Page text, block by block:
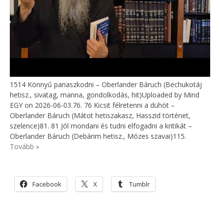
1514 Könnyű panaszkodni – Oberlander Báruch (Bechukotáj
hetisz., sivatag, manna, gondolkodás, hit)Uploaded by Mind
EGY on 2026-06-03.76. 76 Kicsit félretenni a dühöt –
Oberlander Báruch (Mátot hetiszakasz, Hasszid történet,
szelence)81. 81 Jól mondani és tudni elfogadni a kritikát –
Oberlander Báruch (Debárim hetisz., Mózes szavai)115.
Tovább »
Facebook X Tumblr